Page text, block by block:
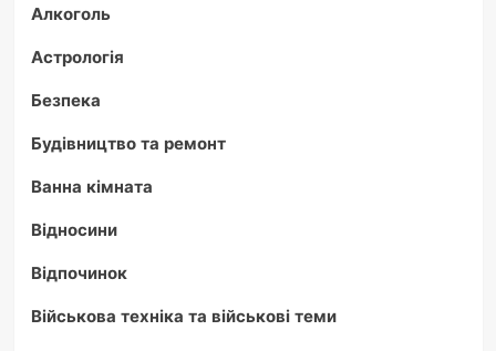
Алкоголь
Астрологія
Безпека
Будівництво та ремонт
Ванна кімната
Відносини
Відпочинок
Військова техніка та військові теми